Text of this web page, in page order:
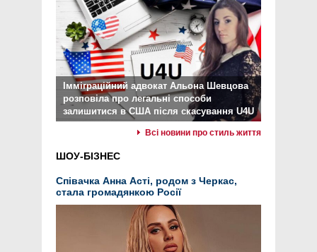
Імміграційний адвокат Альона Шевцова
розповіла про легальні способи
залишитися в США після скасування U4U
Всі новини про стиль життя
ШОУ-БІЗНЕС
Співачка Анна Асті, родом з Черкас,
стала громадянкою Росії